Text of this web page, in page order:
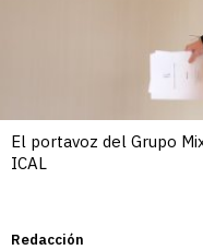
El portavoz del Grupo
ICAL
Redacción